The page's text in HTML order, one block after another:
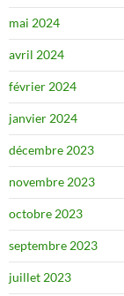
mai 2024
avril 2024
février 2024
janvier 2024
décembre 2023
novembre 2023
octobre 2023
septembre 2023
juillet 2023